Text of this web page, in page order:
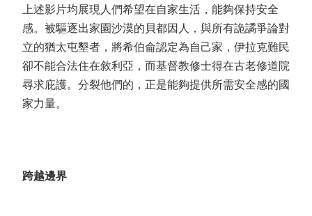
上述影片均展現人們希望在自家生活，能夠保持安全
感。被驅逐出家園沙漠的貝都因人，與所有詭譎爭論對
立的猶太屯墾者，將希伯侖認定為自己家，伊拉克難民
卻不能合法住在敘利亞，而基督教修士得在古老修道院
尋求庇護。分裂他們的，正是能夠提供所需安全感的國
家力量。
跨越邊界